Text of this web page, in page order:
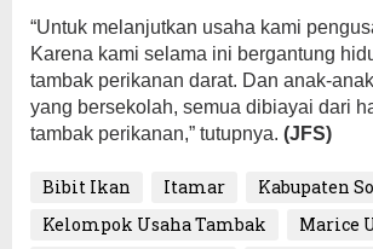
“Untuk melanjutkan usaha kami
Karena kami selama ini bergantung
tambak perikanan darat. Dan anak-
yang bersekolah, semua dibiayai dari
tambak perikanan,” tutupnya. (JFS)
Bibit Ikan Itamar
Kabupaten
Kelompok Usaha Tambak
Marice